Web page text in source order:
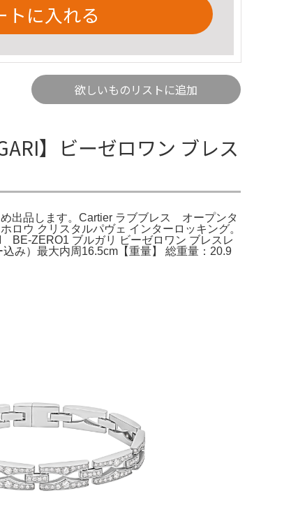
トに入れる
欲しいものリストに追加
】ビーゼロワン ブレス
出品します。Cartier ラブブレス オープンタ
ロウ クリスタルパヴェ インターロッキング。
BE-ZERO1 ブルガリ ビーゼロワン ブレスレ
み）最大内周16.5cm【重量】 総重量：20.9